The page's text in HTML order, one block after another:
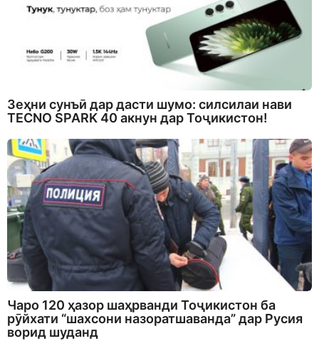
Зеҳни сунъӣ дар дасти шумо: силсилаи нави
TECNO SPARK 40 акнун дар Тоҷикистон!
Чаро 120 ҳазор шаҳрванди Тоҷикистон ба
рӯйхати “шахсони назоратшаванда” дар Русия
ворид шуданд